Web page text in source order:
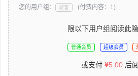
您的用户组： 游客 (付费内容：1)
限以下用户组阅读此
普通会员 超级会员
或支付 5.00 后